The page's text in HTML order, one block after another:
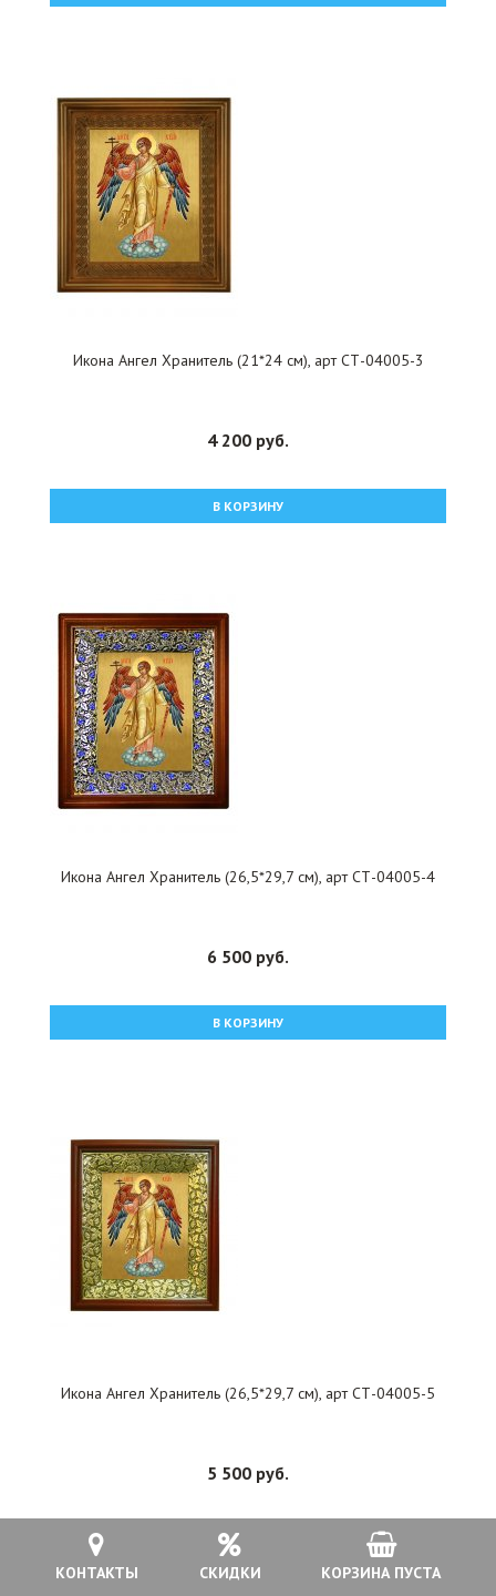
КОНТАКТЫ СКИДКИ КОРЗИНА ПУСТА
Икона Ангел Хранитель (21*24 см), арт СТ-04005-3
4 200 руб.
В КОРЗИНУ
Икона Ангел Хранитель (26,5*29,7 см), арт СТ-04005-4
6 500 руб.
В КОРЗИНУ
Икона Ангел Хранитель (26,5*29,7 см), арт СТ-04005-5
5 500 руб.
В КОРЗИНУ